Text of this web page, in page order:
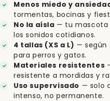
Menos miedo y
tormentas, bocinas y
No la aísla — tu mascota
los sonidos cotidianos.
4 tallas (XS a L) — según
para perros y gatos.
Materiales resistentes
resistente a mordidas y
Uso supervisado — solo
intenso, no permanente.